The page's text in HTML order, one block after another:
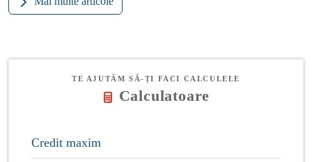
TE AJUTĂM SĂ-ȚI FACI CALCULELE
Calculatoare
Credit maxim